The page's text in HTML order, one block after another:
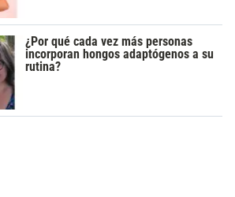
¿Por qué cada vez más personas
incorporan hongos adaptógenos a su
rutina?